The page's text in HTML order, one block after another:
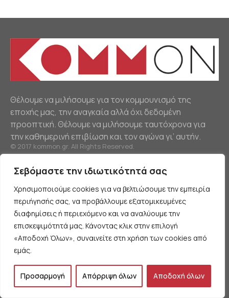
Σεβόμαστε την ιδιωτικότητά σας
Χρησιμοποιούμε cookies για να βελτιώσουμε την εμπειρία
περιήγησής σας, να προβάλλουμε εξατομικευμένες
διαφημίσεις ή περιεχόμενο και να αναλύουμε την
επισκεψιμότητά μας. Κάνοντας κλικ στην επιλογή
«Αποδοχή Όλων», συναινείτε στη χρήση των cookies από
εμάς.
Προσαρμογή Απόρριψη όλων Αποδοχή όλων
Θέλουμε να μιλήσουμε για τον κομμουνισμό της
εποχής μας, την αναγκαία αλλά όχι δεδομένη
προοπτική. Θέλουμε να μιλήσουμε ταυτόχρονα για
την καθημερινή επιβίωση και τον αγώνα γι’ αυτήν.
© 2017 kommon.gr. All Rights Reserved.
ΠΟΛΙΤΙΚΗ
ΟΙΚΟΝΟΜΙΑ
ΕΡΓΑΤΙΚΟ ΚΙΝΗΜΑ
ΔΙΕΘΝΗ
ΚΟΙΝΩΝΙΑ
ΠΡΟΤΑΣΕΙΣ